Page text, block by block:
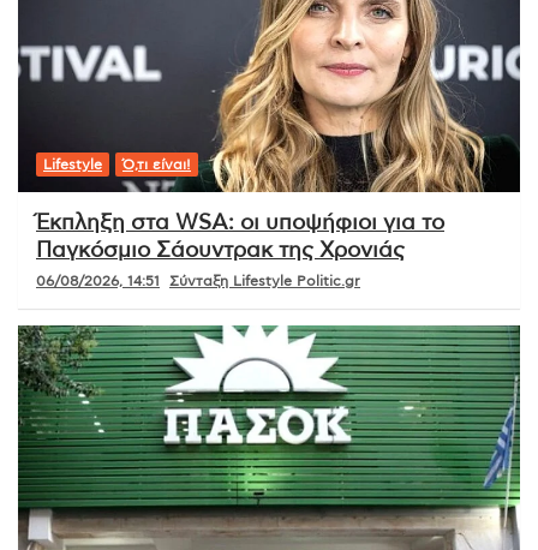
Lifestyle Ό,τι είναι!
Έκπληξη στα WSA: οι υποψήφιοι για το
Παγκόσμιο Σάουντρακ της Χρονιάς
06/08/2026, 14:51 Σύνταξη Lifestyle Politic.gr